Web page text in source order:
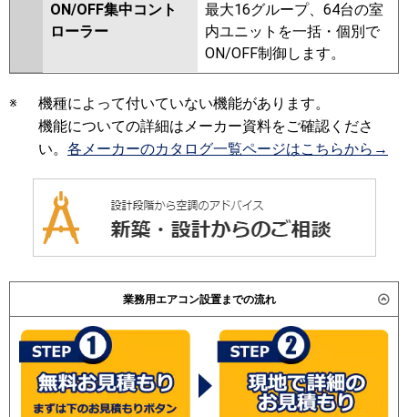
ON/OFF集中コント
ローラー
最大16グループ、64台の室
内ユニットを一括・個別で
ON/OFF制御します。
※
機種によって付いていない機能があります。
機能についての詳細はメーカー資料をご確認くださ
い。 各メーカーのカタログ一覧ページはこちらから→
業務用エアコン設置までの流れ